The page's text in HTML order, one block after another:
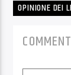
OPINIONE DEI